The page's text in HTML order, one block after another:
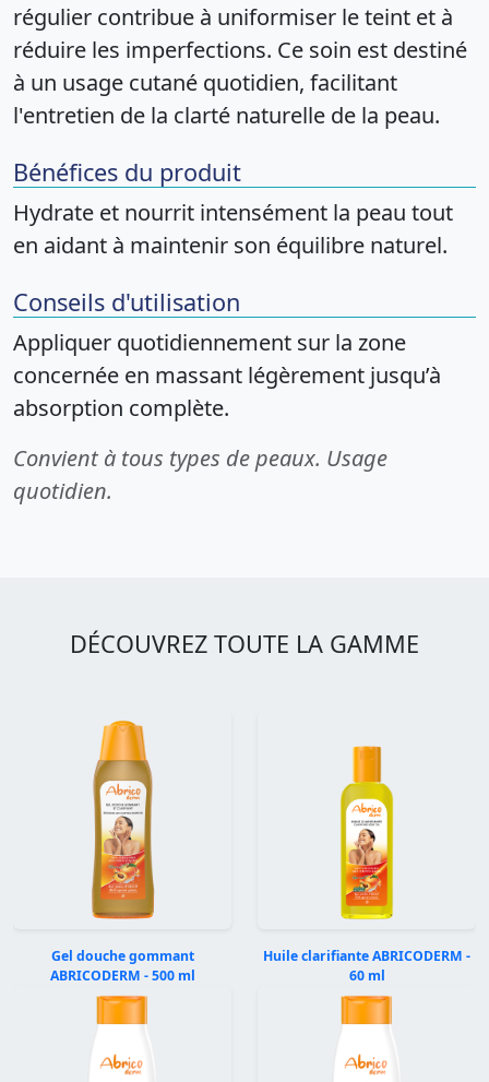
régulier contribue à uniformiser le teint et à
réduire les imperfections. Ce soin est destiné
à un usage cutané quotidien, facilitant
l'entretien de la clarté naturelle de la peau.
Bénéfices du produit
Hydrate et nourrit intensément la peau tout
en aidant à maintenir son équilibre naturel.
Conseils d'utilisation
Appliquer quotidiennement sur la zone
concernée en massant légèrement jusqu’à
absorption complète.
Convient à tous types de peaux. Usage
quotidien.
DÉCOUVREZ TOUTE LA GAMME
Gel douche gommant
ABRICODERM - 500 ml
Huile clarifiante ABRICODERM -
60 ml
Précédent